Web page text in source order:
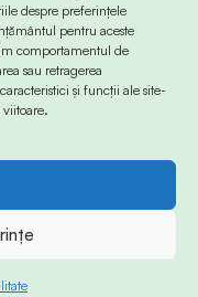
despre preferințele
pentru aceste
comportamentul de
sau retragerea
și funcții ale site-
Rights Reserved.